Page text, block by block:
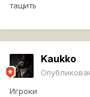
тащить
Kaukko
Игроки